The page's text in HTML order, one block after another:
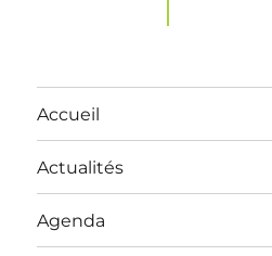
Accueil
Actualités
Agenda